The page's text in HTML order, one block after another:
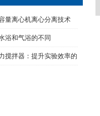
量离心机离心分离技术
浴和气浴的不同
搅拌器：提升实验效率的